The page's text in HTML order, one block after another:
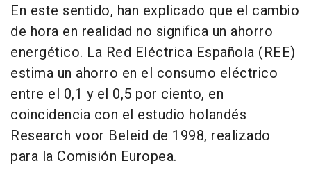
En este sentido, han explicado que el cambio
de hora en realidad no significa un ahorro
energético. La Red Eléctrica Española (REE)
estima un ahorro en el consumo eléctrico
entre el 0,1 y el 0,5 por ciento, en
coincidencia con el estudio holandés
Research voor Beleid de 1998, realizado
para la Comisión Europea.